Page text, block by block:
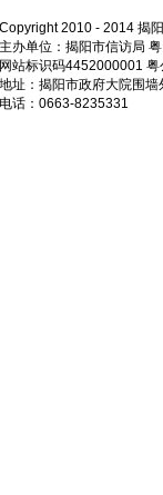
Copyright 2010 - 2014 揭
主办单位：揭阳市信访局
网站标识码4452000001
地址：揭阳市政府大院围
电话：0663-8235331